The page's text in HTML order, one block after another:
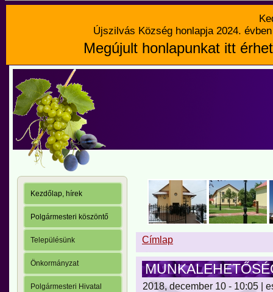
Újszilvás Község honlapja 2024.
Megújult honlapunkat itt
Kezdőlap, hírek
Polgármesteri köszöntő
Településünk
Önkormányzat
Polgármesteri Hivatal
Címlap
2018, december 10 - 10:05 |